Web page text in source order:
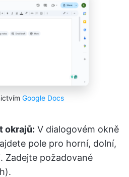
Google Docs
okrajů: V dialogovém okně
pole pro horní, dolní,
Zadejte požadované